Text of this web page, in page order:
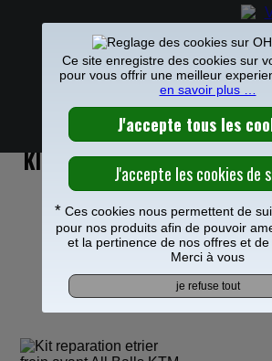
Frais de port offerts à partir
Etrier Maitre
KIT REPARATION ETRIER
BALLS POUR KTM
Ce site enregistre des cookies sur
pour vous offrir une meilleur
en savoir plus …
* Ces cookies nous permettent de
pour nos produits afin de pouvoir
et la pertinence de nos offres et de
Merci à vous